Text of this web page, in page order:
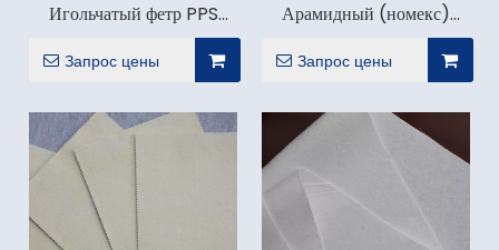
Игольчатый фетр PPS
Запрос цены
Арамидный (номекс)
игольчатый фетр
Запрос цены